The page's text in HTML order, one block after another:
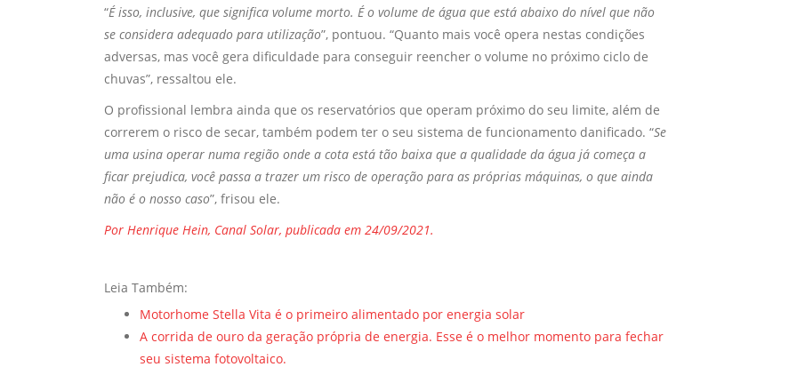
“É isso, inclusive, que significa volume morto. É o volume de água que está abaixo do nível que não
se considera adequado para utilização”, pontuou. “Quanto mais você opera nestas condições
adversas, mas você gera dificuldade para conseguir reencher o volume no próximo ciclo de
chuvas”, ressaltou ele.
O profissional lembra ainda que os reservatórios que operam próximo do seu limite, além de
correrem o risco de secar, também podem ter o seu sistema de funcionamento danificado. “Se
uma usina operar numa região onde a cota está tão baixa que a qualidade da água já começa a
ficar prejudica, você passa a trazer um risco de operação para as próprias máquinas, o que ainda
não é o nosso caso”, frisou ele.
Por Henrique Hein, Canal Solar, publicada em 24/09/2021.
Leia Também:
Motorhome Stella Vita é o primeiro alimentado por energia solar
A corrida de ouro da geração própria de energia. Esse é o melhor momento para fechar
seu sistema fotovoltaico.